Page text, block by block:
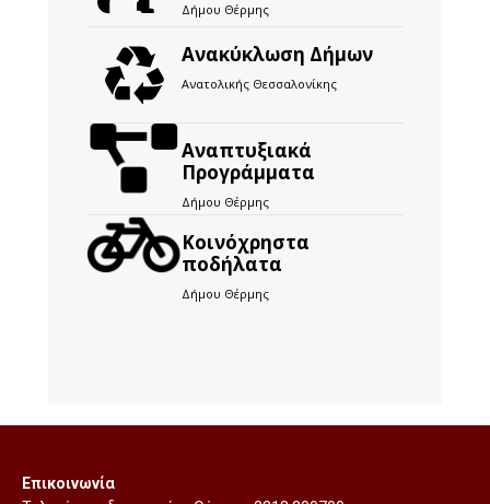
Δήμου Θέρμης
Ανακύκλωση Δήμων
Ανατολικής Θεσσαλονίκης
Αναπτυξιακά
Προγράμματα
Δήμου Θέρμης
Kοινόχρηστα
ποδήλατα
Δήμου Θέρμης
Επικοινωνία